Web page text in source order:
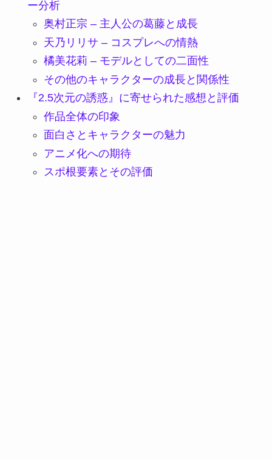
ー分析
奥村正宗 – 主人公の葛藤と成長
天乃リリサ – コスプレへの情熱
橘美花莉 – モデルとしての二面性
その他のキャラクターの成長と関係性
『2.5次元の誘惑』に寄せられた感想と評価
作品全体の印象
面白さとキャラクターの魅力
アニメ化への期待
スポ根要素とその評価